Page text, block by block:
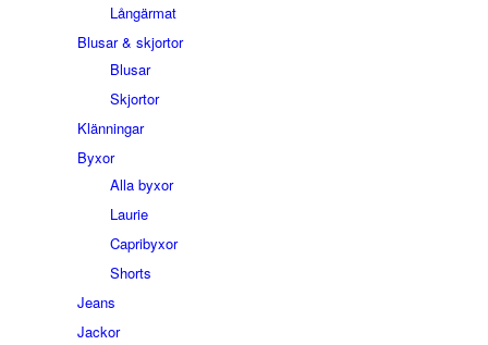
Långärmat
Blusar & skjortor
Blusar
Skjortor
Klänningar
Byxor
Alla byxor
Laurie
Capribyxor
Shorts
Jeans
Jackor